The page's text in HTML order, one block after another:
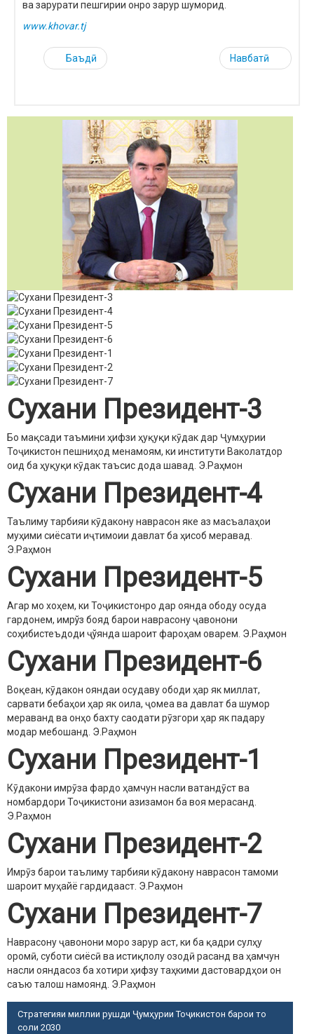
ва зарурати пешгирии онро зарур шуморид.
www.khovar.tj
Баъдӣ Навбатӣ
Сухани Президент-3
Бо мақсади таъмини ҳифзи ҳуқуқи кӯдак дар Ҷумҳурии
Тоҷикистон пешниҳод менамоям, ки институти Ваколатдор
оид ба ҳуқуқи кӯдак таъсис дода шавад. Э.Раҳмон
Сухани Президент-4
Таълиму тарбияи кӯдакону наврасон яке аз масъалаҳои
муҳими сиёсати иҷтимоии давлат ба ҳисоб меравад.
Э.Раҳмон
Сухани Президент-5
Агар мо хоҳем, ки Тоҷикистонро дар оянда ободу осуда
гардонем, имрўз бояд барои наврасону ҷавонони
соҳибистеъдоди ҷўянда шароит фароҳам оварем. Э.Раҳмон
Сухани Президент-6
Воқеан, кӯдакон ояндаи осудаву ободи ҳар як миллат,
сарвати бебаҳои ҳар як оила, ҷомеа ва давлат ба шумор
мераванд ва онҳо бахту саодати рӯзгори ҳар як падару
модар мебошанд. Э.Раҳмон
Сухани Президент-1
Кӯдакони имрӯза фардо ҳамчун насли ватандӯст ва
номбардори Тоҷикистони азизамон ба воя мерасанд.
Э.Раҳмон
Сухани Президент-2
Имрӯз барои таълиму тарбияи кӯдакону наврасон тамоми
шароит муҳайё гардидааст. Э.Раҳмон
Сухани Президент-7
Наврасону ҷавонони моро зарур аст, ки ба қадри сулҳу
оромӣ, суботи сиёсӣ ва истиқлолу озодӣ расанд ва ҳамчун
насли ояндасоз ба хотири ҳифзу таҳкими дастовардҳои он
саъю талош намоянд. Э.Раҳмон
Стратегияи миллии рушди Ҷумҳурии Тоҷикистон барои то
соли 2030